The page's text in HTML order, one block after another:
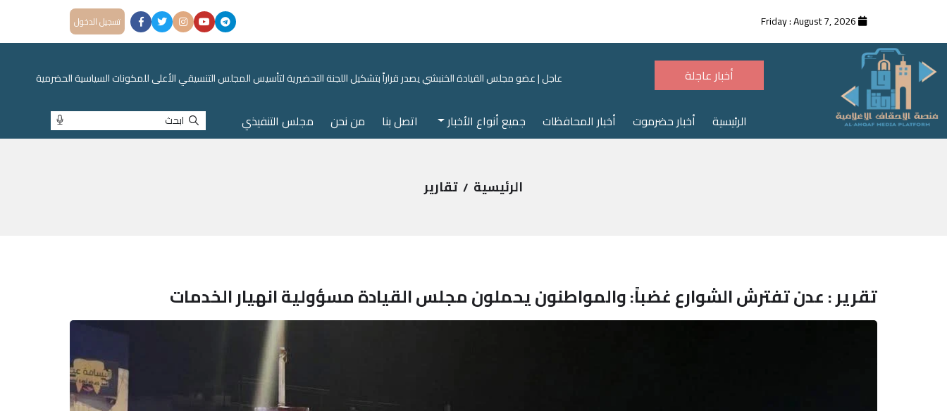
Friday:August 7, 2026 تسجيل الدخول
عاجل | عضو مجلس القيادة الخنبشي يصدر قراراً بتشكيل اللجنة التحضيرية لتأسيس المجلس التنسيقي الأعلى للمكونات السياسية الحضرمية عاجل : إغتيال نجل اللواء أحمد الحامدي بعيار ناري بديس المكلا
أخبار عاجلة
ابحث الرئيسية أخبار حضرموت أخبار المحافظات جميع أنواع الأخبار اتصل بنا من نحن مجلس التنفيذي
تقارير الرئيسية
تقرير : عدن تفترش الشوارع غضباً: والمواطنون يحملون مجلس القيادة مسؤولية انهيار الخدمات